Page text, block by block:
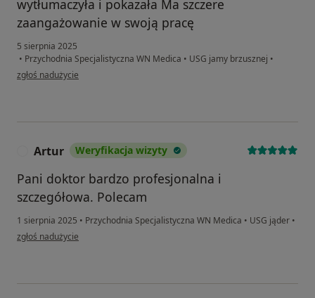
wytłumaczyła i pokazała Ma szczere
zaangażowanie w swoją pracę
5 sierpnia 2025
• Przychodnia Specjalistyczna WN Medica • USG jamy brzusznej •
w opinii użytkownika Wioletta
zgłoś nadużycie
Artur Weryfikacja wizyty
Pani doktor bardzo profesjonalna i
szczegółowa. Polecam
1 sierpnia 2025 • Przychodnia Specjalistyczna WN Medica • USG jąder •
w opinii użytkownika Artur
zgłoś nadużycie